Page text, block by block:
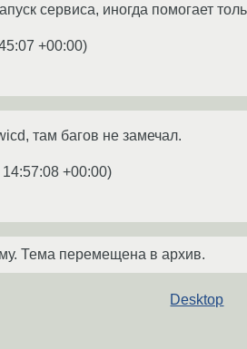
сервиса, иногда помогает
+00:00)
там багов не замечал.
+00:00)
Тема перемещена в архив.
Desktop